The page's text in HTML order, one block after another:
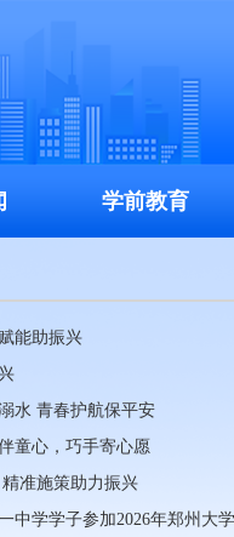
学前教育
能助振兴
水 青春护航保平安
童心，巧手寄心愿
准施策助力振兴
学学子参加2026年郑州大